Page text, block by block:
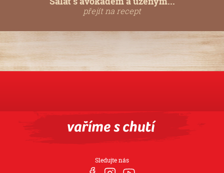
přejít na recept
Sledujte nás